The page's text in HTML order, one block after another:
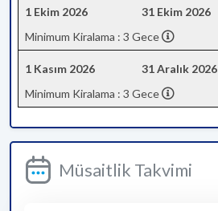
1 Ekim 2026 31 Ekim 2026
Minimum Kiralama : 3 Gece
1 Kasım 2026 31 Aralık 2026
Minimum Kiralama : 3 Gece
Müsaitlik Takvimi